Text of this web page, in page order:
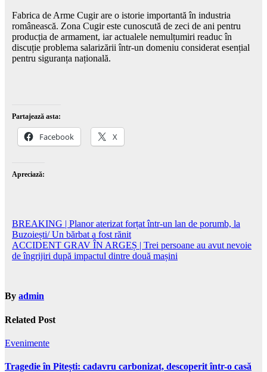
Fabrica de Arme Cugir are o istorie importantă în industria
românească. Zona Cugir este cunoscută de zeci de ani pentru
producția de armament, iar actualele nemulțumiri readuc în
discuție problema salarizării într-un domeniu considerat esențial
pentru siguranța națională.
Partajează asta:
Facebook X
Apreciază:
Navigare
în
articole
BREAKING | Planor aterizat forțat într-un lan de porumb, la
Buzoiești/ Un bărbat a fost rănit
ACCIDENT GRAV ÎN ARGEȘ | Trei persoane au avut nevoie
de îngrijiri după impactul dintre două mașini
By admin
Related Post
Evenimente
Tragedie în Pitești: cadavru carbonizat, descoperit într-o casă